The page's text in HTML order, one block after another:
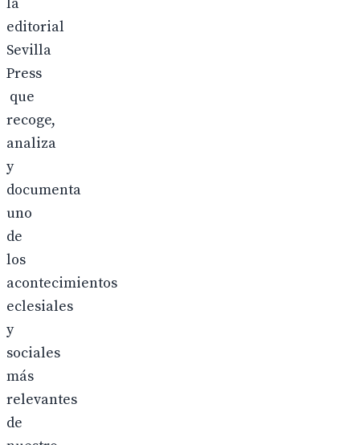
editorial
Sevilla
Press
que
recoge,
analiza
y
documenta
uno
de
los
acontecimientos
eclesiales
y
sociales
más
relevantes
de